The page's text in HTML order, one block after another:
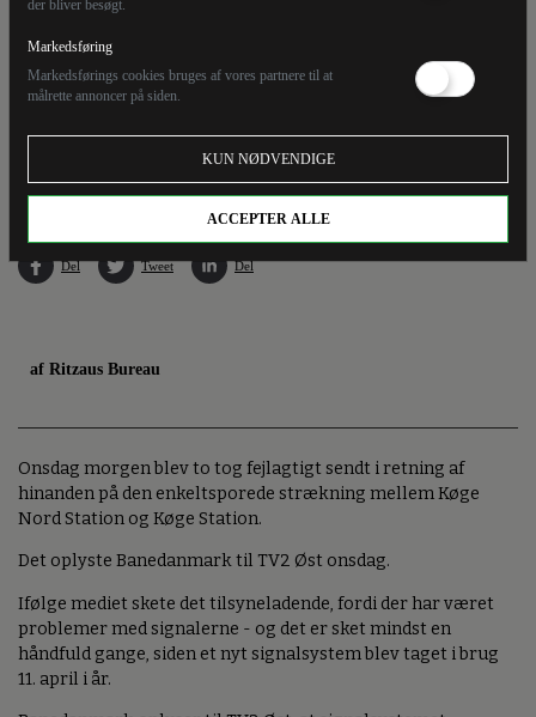
der bliver besøgt.
Markedsføring
Markedsførings cookies bruges af vores partnere til at
målrette annoncer på siden.
KUN NØDVENDIGE
ACCEPTER ALLE
signalsystem blev indviet i april. (Arkivfoto).
Del Tweet Del
af Ritzaus Bureau
Onsdag morgen blev to tog fejlagtigt sendt i retning af
hinanden på den enkeltsporede strækning mellem Køge
Nord Station og Køge Station.
Det oplyste Banedanmark til TV2 Øst onsdag.
Ifølge mediet skete det tilsyneladende, fordi der har været
problemer med signalerne - og det er sket mindst en
håndfuld gange, siden et nyt signalsystem blev taget i brug
11. april i år.